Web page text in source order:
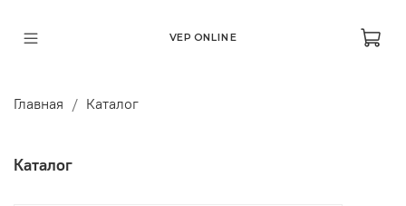
VEP ONLINE
Главная Каталог
Каталог